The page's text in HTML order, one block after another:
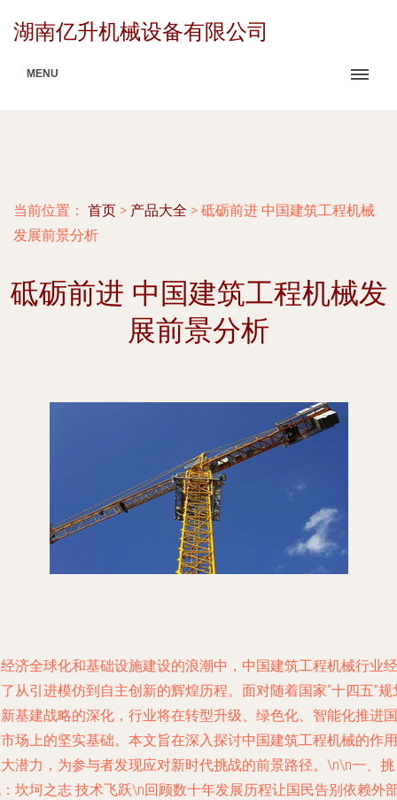
湖南亿升机械设备有限公司
MENU
当前位置： 首页 > 产品大全 > 砥砺前进 中国建筑工程机械
发展前景分析
砥砺前进 中国建筑工程机械发
展前景分析
济全球化和基础设施建设的浪潮中，中国建筑工程机械行业经
从引进模仿到自主创新的辉煌历程。面对随着国家“十四五”规
基建战略的深化，行业将在转型升级、绿色化、智能化推进国
场上的坚实基础。本文旨在深入探讨中国建筑工程机械的作用
潜力，为参与者发现应对新时代挑战的前景路径。\n\n一、挑
坎坷之志 技术飞跃\n回顾数十年发展历程让国民告别依赖外